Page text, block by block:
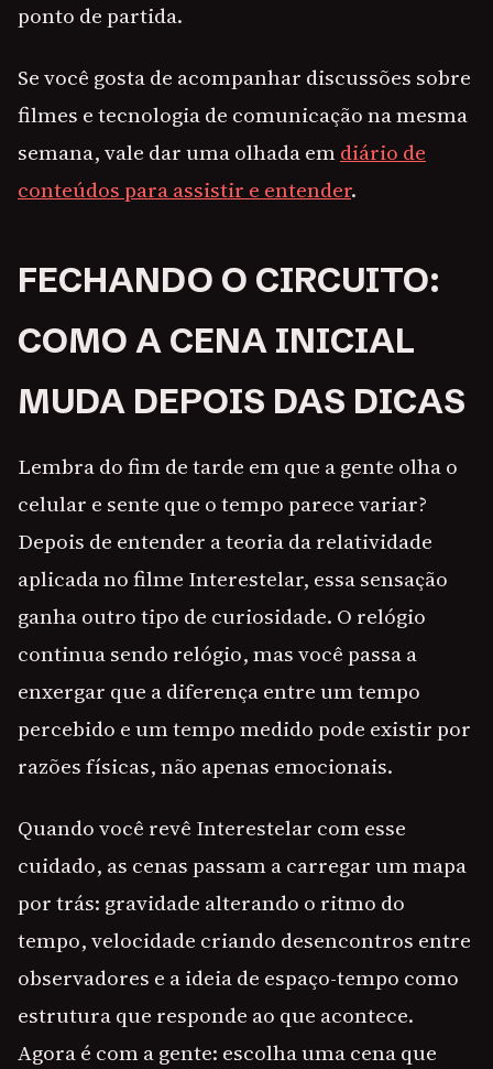
ponto de partida.
Se você gosta de acompanhar discussões sobre
filmes e tecnologia de comunicação na mesma
semana, vale dar uma olhada emdiário de
conteúdos para assistir e entender.
FECHANDO O CIRCUITO:
COMO A CENA INICIAL
MUDA DEPOIS DAS DICAS
Lembra do fim de tarde em que a gente olha o
celular e sente que o tempo parece variar?
Depois de entender a teoria da relatividade
aplicada no filme Interestelar, essa sensação
ganha outro tipo de curiosidade. O relógio
continua sendo relógio, mas você passa a
enxergar que a diferença entre um tempo
percebido e um tempo medido pode existir por
razões físicas, não apenas emocionais.
Quando você revê Interestelar com esse
cuidado, as cenas passam a carregar um mapa
por trás: gravidade alterando o ritmo do
tempo, velocidade criando desencontros entre
observadores e a ideia de espaço-tempo como
estrutura que responde ao que acontece.
Agora é com a gente: escolha uma cena que